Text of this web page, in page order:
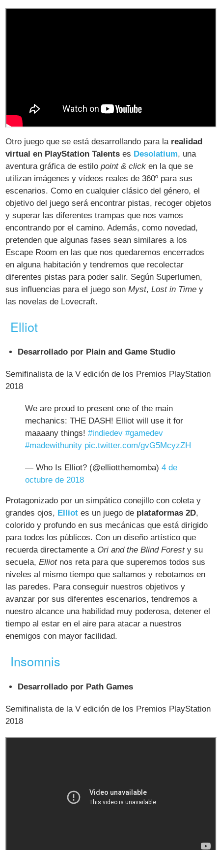
Otro juego que se está desarrollando para la realidad
virtual en PlayStation Talents es Desolatium, una
aventura gráfica de estilopoint & click en la que se
utilizan imágenes y vídeos reales de 360º para sus
escenarios. Como en cualquier clásico del género, el
objetivo del juego será encontrar pistas, recoger objetos
y superar las diferentes trampas que nos vamos
encontrando por el camino. Además, como novedad,
pretenden que algunas fases sean similares a los
Escape Room en las que nos quedaremos encerrados
en alguna habitación y tendremos que recolectar
diferentes pistas para poder salir. Según Superlumen,
sus influencias para el juego sonMyst,Lost in Time y
las novelas de Lovecraft.
Elliot
Desarrollado por Plain and Game Studio
Semifinalista de la V edición de los Premios PlayStation
2018
We are proud to present one of the main
mechanics: THE DASH! Elliot will use it for
maaaany things!#indiedev #gamedev
#madewithunity pic.twitter.com/gvG5McyzZH
— Who Is Elliot? (@elliotthemomba)4 de
octubre de 2018
Protagonizado por un simpático conejillo con coleta y
grandes ojos, Elliot es un juego de plataformas 2D,
colorido y profundo en sus mecánicas que está dirigido
para todos los públicos. Con un diseño artístico que
recuerda directamente a Ori and the Blind Foresty su
secuela,Elliotnos reta para que superemos todos sus
niveles al mismo tiempo que saltamos y rebotamos en
las paredes. Para conseguir nuestros objetivos y
avanzar por sus diferentes escenarios, tendremos a
nuestro alcance una habilidad muy poderosa, detener el
tiempo al estar en el aire para atacar a nuestros
enemigos con mayor facilidad.
Insomnis
Desarrollado por Path Games
Semifinalista de la V edición de los Premios PlayStation
2018